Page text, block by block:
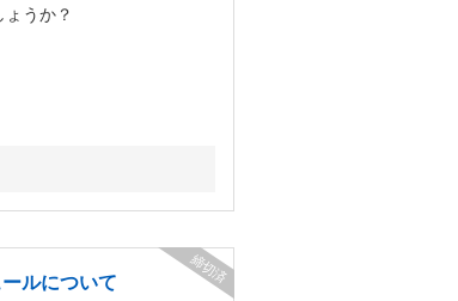
うか？
ルについて 締切済